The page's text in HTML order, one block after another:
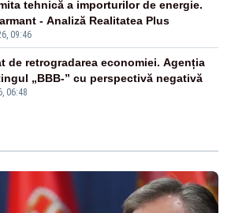
09:46
tehnică a importurilor de energie.
- Analiză Realitatea Plus
06:48
de retrogradarea economiei. Agenția
„BBB-” cu perspectivă negativă